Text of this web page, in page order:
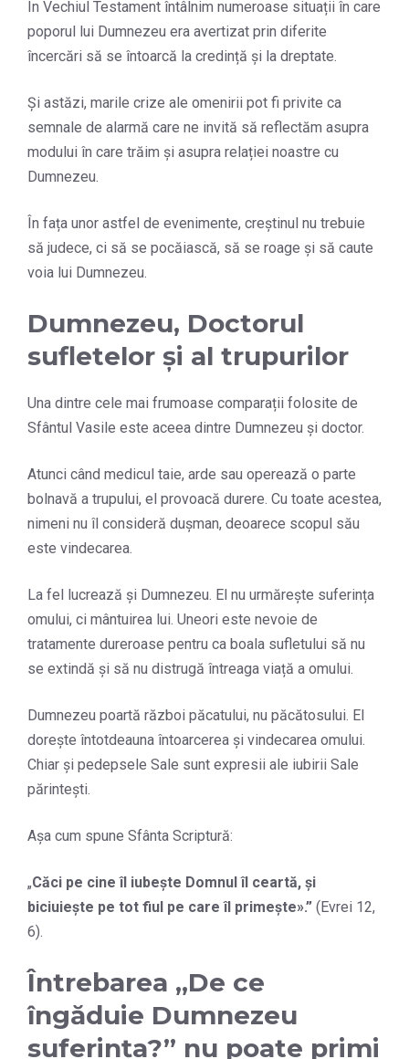
În Vechiul Testament întâlnim numeroase situații în care
poporul lui Dumnezeu era avertizat prin diferite
încercări să se întoarcă la credință și la dreptate.
Și astăzi, marile crize ale omenirii pot fi privite ca
semnale de alarmă care ne invită să reflectăm asupra
modului în care trăim și asupra relației noastre cu
Dumnezeu.
În fața unor astfel de evenimente, creștinul nu trebuie
să judece, ci să se pocăiască, să se roage și să caute
voia lui Dumnezeu.
Dumnezeu, Doctorul
sufletelor și al trupurilor
Una dintre cele mai frumoase comparații folosite de
Sfântul Vasile este aceea dintre Dumnezeu și doctor.
Atunci când medicul taie, arde sau operează o parte
bolnavă a trupului, el provoacă durere. Cu toate acestea,
nimeni nu îl consideră dușman, deoarece scopul său
este vindecarea.
La fel lucrează și Dumnezeu. El nu urmărește suferința
omului, ci mântuirea lui. Uneori este nevoie de
tratamente dureroase pentru ca boala sufletului să nu
se extindă și să nu distrugă întreaga viață a omului.
Dumnezeu poartă război păcatului, nu păcătosului. El
dorește întotdeauna întoarcerea și vindecarea omului.
Chiar și pedepsele Sale sunt expresii ale iubirii Sale
părintești.
Așa cum spune Sfânta Scriptură:
„Căci pe cine îl iubeşte Domnul îl ceartă, şi
biciuieşte pe tot fiul pe care îl primeşte».” (Evrei 12,
6).
Întrebarea „De ce
îngăduie Dumnezeu
suferința?” nu poate primi